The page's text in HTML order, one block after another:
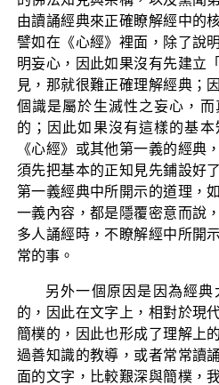
由讀誦經典來正確瞭解經中的
譬如在《心經》裡面，除了說
明妄心，因此如果沒有先建立
見，那就很難正確理解經典；
個識是屬於生滅性之妄心，
的；因此如果沒有這樣的基
《心經》或其他第一義的經典
須先把基本的正知見先鋪設好
第一義經典中所開示的道理，
一義內容，都是隱覆密意而說
多人誦經時，不瞭解經中所開
常的事。
另外一個原因是因為經
的，因此在文字上，相對於現
簡樸的，因此也形成了理解上
過善知識的教導，或者常常讀
面的文字，比較艱深與簡樸，